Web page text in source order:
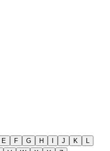
E F G H J K
L